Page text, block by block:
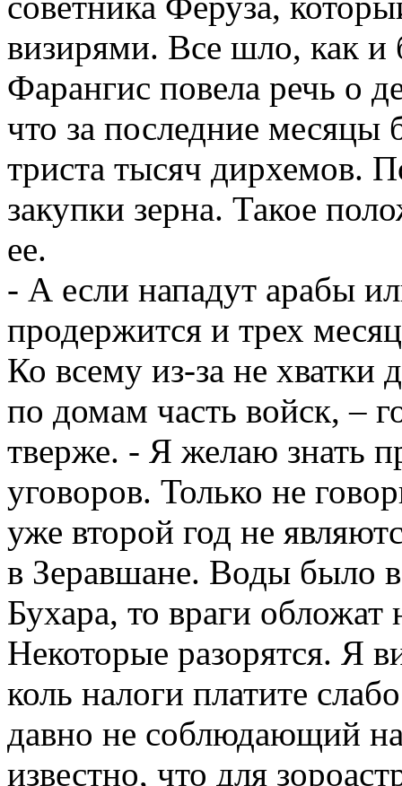
визирями. Все шло, как и
Фарангис повела речь о
что за последние месяцы
триста тысяч дирхемов.
закупки зерна. Такое
ее.
- А если нападут арабы
продержится и трех
Ко всему из-за не хватки
по домам часть войск, –
тверже. - Я желаю знать
уговоров. Только не
уже второй год не
в Зеравшане. Воды было
Бухара, то враги
Некоторые разорятся. Я
коль налоги платите
давно не соблюдающий
известно, что для